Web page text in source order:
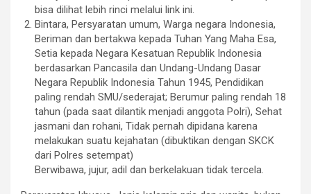
bisa dilihat lebih rinci melalui link ini.
Bintara, Persyaratan umum, Warga negara Indonesia,
Beriman dan bertakwa kepada Tuhan Yang Maha Esa,
Setia kepada Negara Kesatuan Republik Indonesia
berdasarkan Pancasila dan Undang-Undang Dasar
Negara Republik Indonesia Tahun 1945, Pendidikan
paling rendah SMU/sederajat; Berumur paling rendah 18
tahun (pada saat dilantik menjadi anggota Polri), Sehat
jasmani dan rohani, Tidak pernah dipidana karena
melakukan suatu kejahatan (dibuktikan dengan SKCK
dari Polres setempat)
Berwibawa, jujur, adil dan berkelakuan tidak tercela.